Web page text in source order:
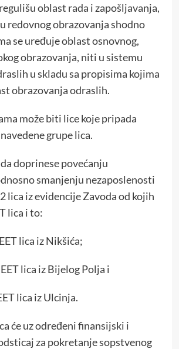
oblast rada i zapošljavanja,
redovnog obrazovanja shodno
se uređuje oblast osnovnog,
obrazovanja, niti u sistemu
u skladu sa propisima kojima
obrazovanja odraslih.
može biti lice koje pripada
grupe lica.
doprinese povećanju
smanjenju nezaposlenosti
lica iz evidencije Zavoda od kojih
lica i to:
lica iz Nikšića;
lica iz Bijelog Polja i
lica iz Ulcinja.
će uz određeni finansijski i
za pokretanje sopstvenog